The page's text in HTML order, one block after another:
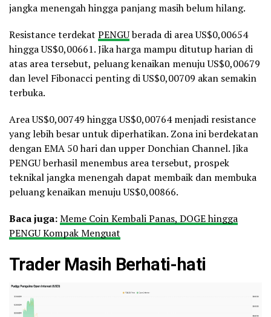
jangka menengah hingga panjang masih belum hilang.
Resistance terdekat PENGUberada di area US$0,00654
hingga US$0,00661. Jika harga mampu ditutup harian di
atas area tersebut, peluang kenaikan menuju US$0,00679
dan level Fibonacci penting di US$0,00709 akan semakin
terbuka.
Area US$0,00749 hingga US$0,00764 menjadi resistance
yang lebih besar untuk diperhatikan. Zona ini berdekatan
dengan EMA 50 hari dan upper Donchian Channel. Jika
PENGU berhasil menembus area tersebut, prospek
teknikal jangka menengah dapat membaik dan membuka
peluang kenaikan menuju US$0,00866.
Baca juga:Meme Coin Kembali Panas, DOGE hingga
PENGU Kompak Menguat
Trader Masih Berhati-hati